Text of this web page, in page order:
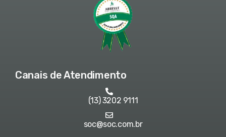
Canais de Atendimento
(13) 3202 9111
soc@soc.com.br